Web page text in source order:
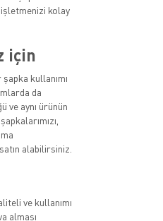
kolay
için
kullanımı
da
ve aynı ürünün
alabilirsiniz.
ve kullanımı
alması